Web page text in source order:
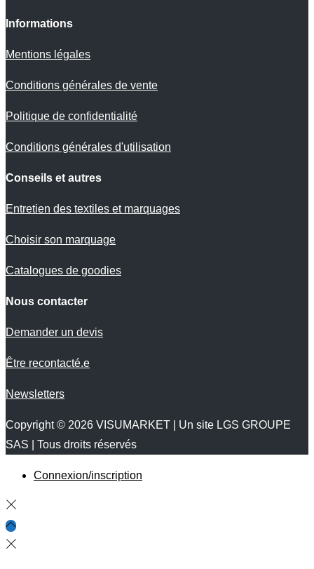
Informations
Mentions légales
Conditions générales de vente
Politique de confidentialité
Conditions générales d'utilisation
Conseils et autres
Entretien des textiles et marquages
Choisir son marquage
Catalogues de goodies
Nous contacter
Demander un devis
Être recontacté.e
Newsletters
Copyright © 2026 VISUMARKET | Un site LGS GROUPE
SAS | Tous droits réservés
Connexion/inscription